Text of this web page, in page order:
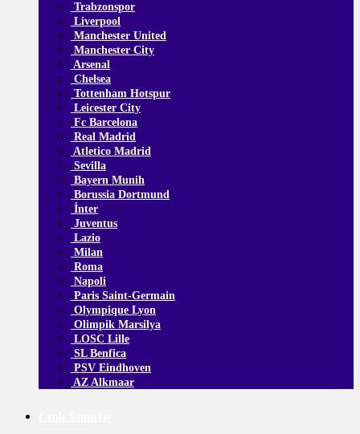
Trabzonspor
Liverpool
Manchester United
Manchester City
Arsenal
Chelsea
Tottenham Hotspur
Leicester City
Fc Barcelona
Real Madrid
Atletico Madrid
Sevilla
Bayern Munih
Borussia Dortmund
İnter
Juventus
Lazio
Milan
Roma
Napoli
Paris Saint-Germain
Olympique Lyon
Olimpik Marsilya
LOSC Lille
SL Benfica
PSV Eindhoven
AZ Alkmaar